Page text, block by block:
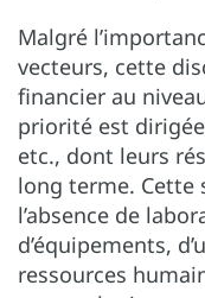
Malgré
vecteurs, cette
financier au
priorité est
etc., dont leurs
long terme.
l’absence de
d’équipements,
ressources